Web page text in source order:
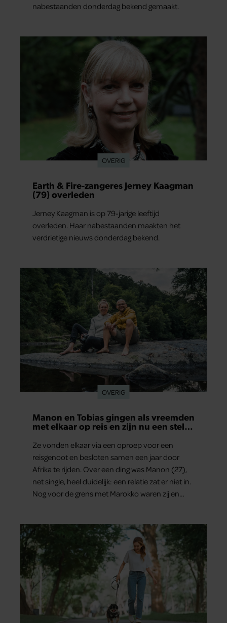
nabestaanden donderdag bekend gemaakt.
OVERIG
Earth & Fire-zangeres Jerney Kaagman
(79) overleden
Jerney Kaagman is op 79-jarige leeftijd
overleden. Haar nabestaanden maakten het
verdrietige nieuws donderdag bekend.
OVERIG
Manon en Tobias gingen als vreemden
met elkaar op reis en zijn nu een stel:
‘Ik zei nog: dit wordt niets!’
Ze vonden elkaar via een oproep voor een
reisgenoot en besloten samen een jaar door
Afrika te rijden. Over een ding was Manon (27),
net single, heel duidelijk: een relatie zat er niet in.
Nog voor de grens met Marokko waren zij en
zo stellig gezegd: dit wordt niets!”